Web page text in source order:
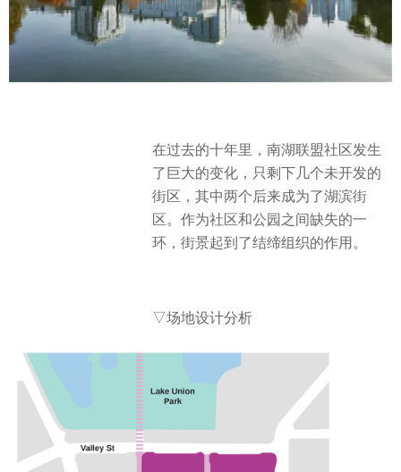
在过去的十年里，南湖联盟社区发生
了巨大的变化，只剩下几个未开发的
街区，其中两个后来成为了湖滨街
区。作为社区和公园之间缺失的一
环，街景起到了结缔组织的作用。
▽场地设计分析